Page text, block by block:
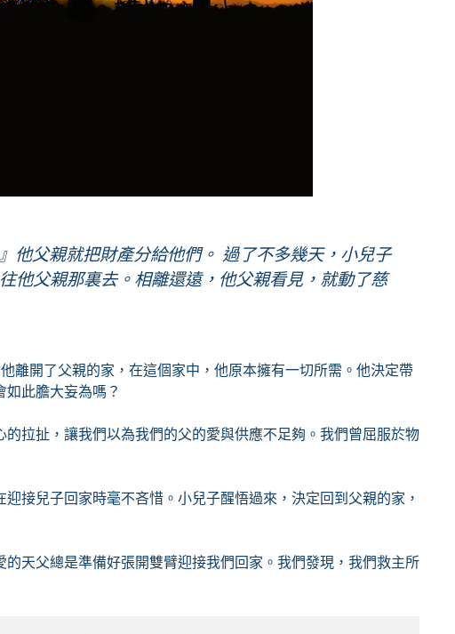
他父親就把財產分給他們。 過了不多幾天，小兒子
他父親那裏去。相離還遠，他父親看見，就動了慈
離開了父親的家，在這個家中，他原本擁有一切所需。他決定帶
此膽大妄為嗎？
拉扯，讓我們以為我們的父的愛與供應不足夠。我們曾屈服於物
接兒子回家時毫不吝惜。小兒子醒悟過來，決定回到父親的家，
天父總是準備好張開雙臂迎接我們回家。我們發現，我們救主所